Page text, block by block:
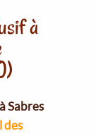
à
Sabres
des